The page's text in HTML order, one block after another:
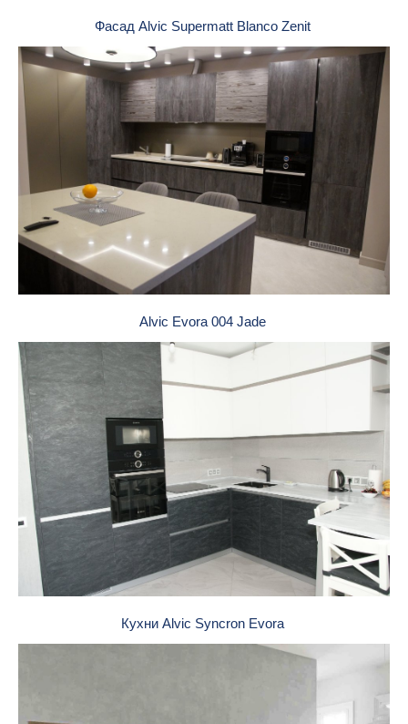
Фасад Alvic Supermatt Blanco Zenit
Alvic Evora 004 Jade
Кухни Alvic Syncron Evora